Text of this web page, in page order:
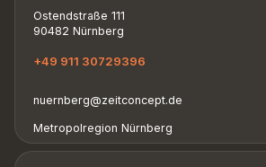
Ostendstraße 111
90482 Nürnberg
+49 911 30729396
nuernberg@zeitconcept.de
Metropolregion Nürnberg